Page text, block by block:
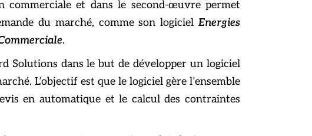
commerciale et dans le second-œuvre permet
du marché, comme son logicielEnergies
.
Solutions dans le but de développer un logiciel
L’objectif est que le logiciel gère l’ensemble
en automatique et le calcul des contraintes